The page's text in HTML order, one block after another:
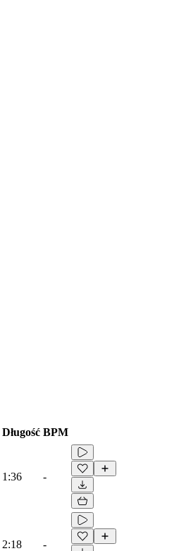
Długość BPM
1:36 -
2:18 -